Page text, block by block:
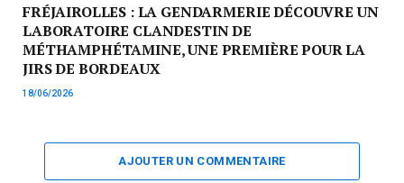
FRÉJAIROLLES : LA GENDARMERIE DÉCOUVRE UN
LABORATOIRE CLANDESTIN DE
MÉTHAMPHÉTAMINE, UNE PREMIÈRE POUR LA
JIRS DE BORDEAUX
18/06/2026
AJOUTER UN COMMENTAIRE